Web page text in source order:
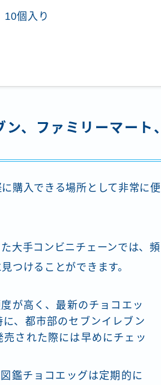
個入り
、ファミリーマート、
購入できる場所として非常に便
大手コンビニチェーンでは、頻
つけることができます。
が高く、最新のチョコエッ
、都市部のセブンイレブン
された際には早めにチェッ
鑑チョコエッグは定期的に